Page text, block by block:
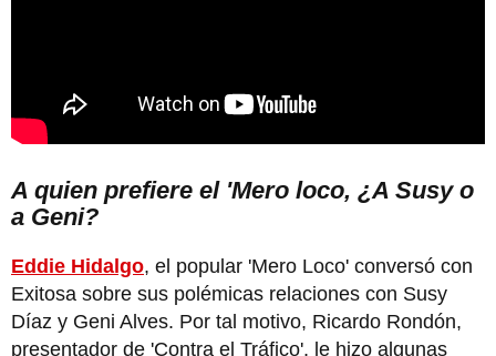
A quien prefiere el 'Mero loco, ¿A Susy o
a Geni?
Eddie Hidalgo, el popular 'Mero Loco' conversó con
Exitosa sobre sus polémicas relaciones con Susy
Díaz y Geni Alves. Por tal motivo, Ricardo Rondón,
presentador de 'Contra el Tráfico', le hizo algunas